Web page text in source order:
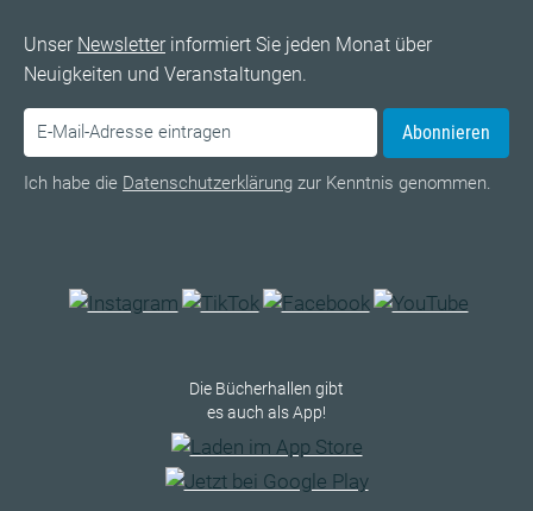
Unser Newsletterinformiert Sie jeden Monat über
Neuigkeiten und Veranstaltungen.
Abonnieren
Ich habe die Datenschutzerklärung zur Kenntnis genommen.
Die Bücherhallen gibt
es auch als App!